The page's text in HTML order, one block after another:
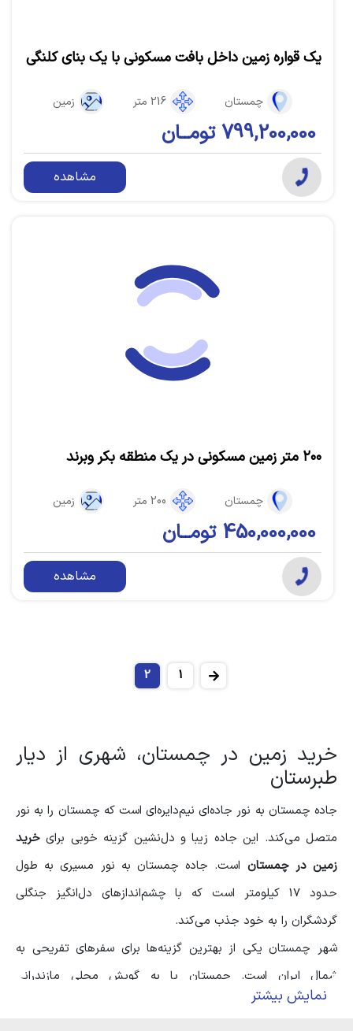
یک قواره زمین داخل بافت مسکونی با یک بنای کلنگی
چمستان 216 متر زمین
799,200,000 تومــان
مشاهده
۲۰۰ متر زمین مسکونی در یک منطقه بکر وبرند
چمستان 200 متر زمین
450,000,000 تومــان
مشاهده
1
2
خرید زمین در چمستان، شهری از دیار
طبرستان
جاده چمستان به نور جاده‌ای نیم‌دایره‌ای است که چمستان را به نور
متصل می‌کند. این جاده زیبا و دل‌نشین گزینه خوبی برای خرید
زمین در چمستان است. جاده چمستان به نور مسیری به طول
حدود 17 کیلومتر است که با چشم‌اندازهای دل‌انگیز جنگلی
گردشگران را به خود جذب می‌کند.
شهر چمستان یکی از بهترین گزینه‌ها برای سفرهای تفریحی به
شمال ایران است. چمستان یا به گویش محلی مازندرانی
(چمستون)، از توابع شهرستان نور و در نزدیکی آمل قرار دارد. آب و
نمایش بیشتر